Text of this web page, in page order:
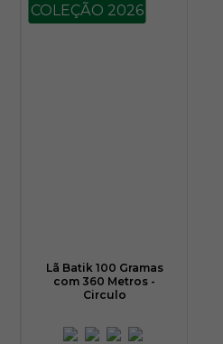
COLEÇÃO 2026
Lã Batik 100 Gramas
com 360 Metros -
Circulo